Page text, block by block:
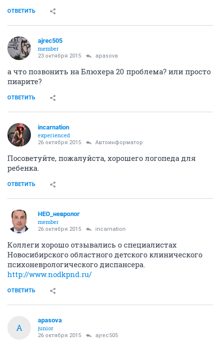
ОТВЕТИТЬ
ajrec505
member
23 октября 2015 apasova
а что позвонить на Блюхера 20 проблема? или просто
пиарите?
ОТВЕТИТЬ
incarnation
experienced
26 октября 2015 Автоинформатор
Посоветуйте, пожалуйста, хорошего логопеда для
ребенка.
ОТВЕТИТЬ
НЕО_невролог
member
26 октября 2015 incarnation
Коллеги хорошо отзывались о специалистах
Новосибирского областного детского клинического
психоневрологического диспансера.
http://www.nodkpnd.ru/
ОТВЕТИТЬ
A
apasova
junior
26 октября 2015 ajrec505